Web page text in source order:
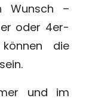
Wunsch –
oder 4er-
die
und im